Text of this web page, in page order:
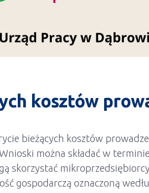
kosztów
bieżących kosztów
można składać w
skorzystać
gospodarczą oznaczoną